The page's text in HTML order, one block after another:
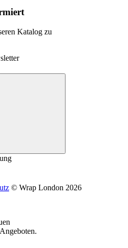
Katalog zu
© Wrap London 2026